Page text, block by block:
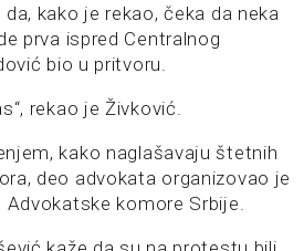
kako je rekao, čeka da neka
prva ispred Centralnog
bio u pritvoru.
rekao je Živković.
kako naglašavaju štetnih
deo advokata organizovao je
komore Srbije.